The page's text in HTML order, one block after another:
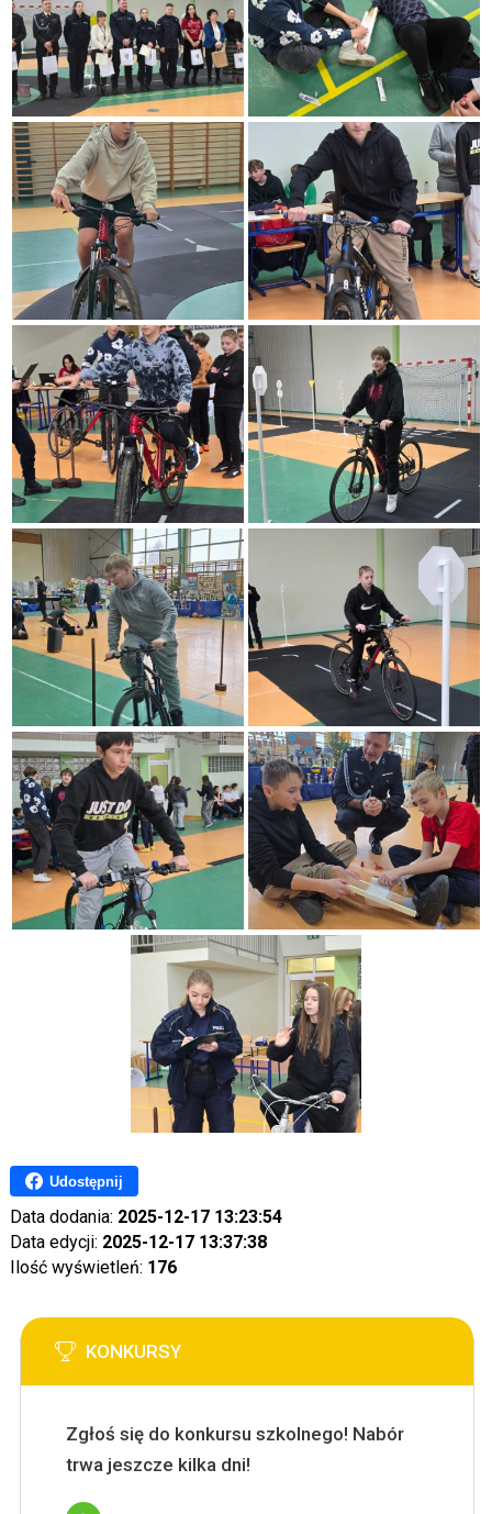
Udostępnij
Data dodania: 2025-12-17 13:23:54
Data edycji: 2025-12-17 13:37:38
Ilość wyświetleń: 176
KONKURSY
Zgłoś się do konkursu szkolnego! Nabór
trwa jeszcze kilka dni!